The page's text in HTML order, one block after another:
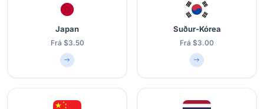
Japan
Frá $3.50
Suður-Kórea
Frá $3.00